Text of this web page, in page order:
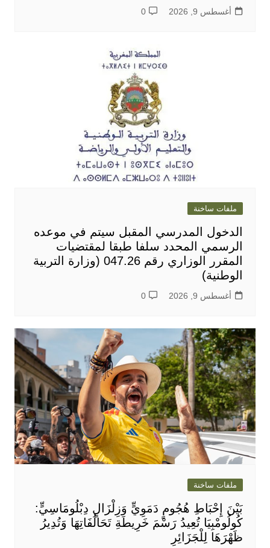
أغسطس 9, 2026 0
ملفات ساخنة
الدخول المدرسي المقبل سیتم في موعده
الرسمي المحدد سلفا طبقا لمقتضیات
المقرر الوزاري رقم 047.26 (وزارة التربية
الوطنية)
أغسطس 9, 2026 0
ملفات ساخنة
بَيْنَ إِحْبَاطِ هُجُومٍ دَمَوِيٍّ وَزِلْزَالٍ دِبْلُومَاسِيٍّ:
كُولُومْبِيَا تُعِيدُ رَسْمَ خَرِيطَةِ تَحَالُفَاتِهَا وَتُدِيرُ
ظَهْرَهَا لِلْجَزَائِرِ